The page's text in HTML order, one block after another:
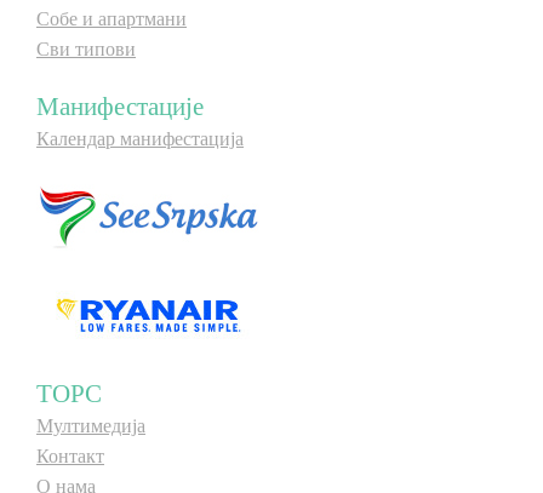
Собе и апартмани
Сви типови
Манифестације
Календар манифестација
ТОРС
Мултимедија
Контакт
О нама